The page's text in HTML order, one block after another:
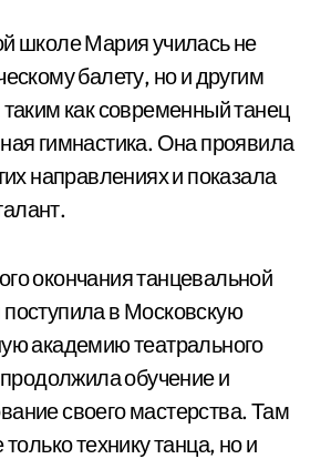
школе Мария училась не
балету, но и другим
как современный танец
гимнастика. Она проявила
направлениях и показала
окончания танцевальной
в Московскую
академию театрального
продолжила обучение и
своего мастерства. Там
технику танца, но и